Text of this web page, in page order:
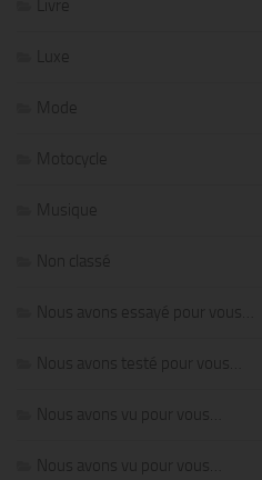
Livre
Luxe
Mode
Motocycle
Musique
Non classé
Nous avons essayé pour vous…
Nous avons testé pour vous…
Nous avons vu pour vous…
Nous avons vu pour vous…